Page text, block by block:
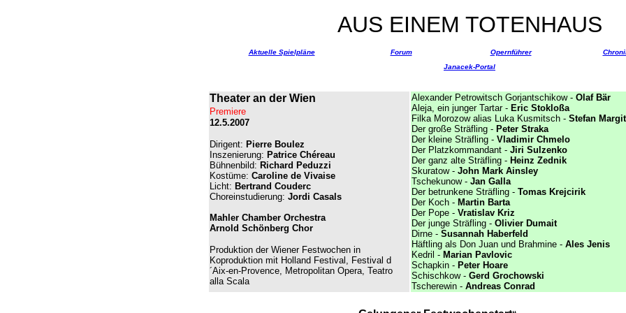
AUS EINEM TOTENHAUS
Aktuelle Spielpläne Forum Opernführer
Janacek-Portal
Theater an der Wien
Premiere
12.5.2007
Dirigent: Pierre Boulez
Inszenierung: Patrice Chéreau
Bühnenbild: Richard Peduzzi
Kostüme: Caroline de Vivaise
Licht: Bertrand Couderc
Choreinstudierung: Jordi Casals
Mahler Chamber Orchestra
Arnold Schönberg Chor
Produktion der Wiener Festwochen in
Koproduktion mit Holland Festival, Festival d
´Aix-en-Provence, Metropolitan Opera, Teatro
alla Scala
Alexander Petrowitsch Gorjantschikow - Olaf Bär
Aleja, ein junger Tartar - Eric Stokloßa
Filka Morozow alias Luka Kusmitsch - Stefan
Der große Sträfling - Peter Straka
Der kleine Sträfling - Vladimir Chmelo
Der Platzkommandant - Jiri Sulzenko
Der ganz alte Sträfling - Heinz Zednik
Skuratow - John Mark Ainsley
Tschekunow - Jan Galla
Der betrunkene Sträfling - Tomas Krejcirik
Der Koch - Martin Barta
Der Pope - Vratislav Kriz
Der junge Sträfling - Olivier Dumait
Dirne - Susannah Haberfeld
Häftling als Don Juan und Brahmine - Ales Jenis
Kedril - Marian Pavlovic
Schapkin - Peter Hoare
Schischkow - Gerd Grochowski
Tscherewin - Andreas Conrad